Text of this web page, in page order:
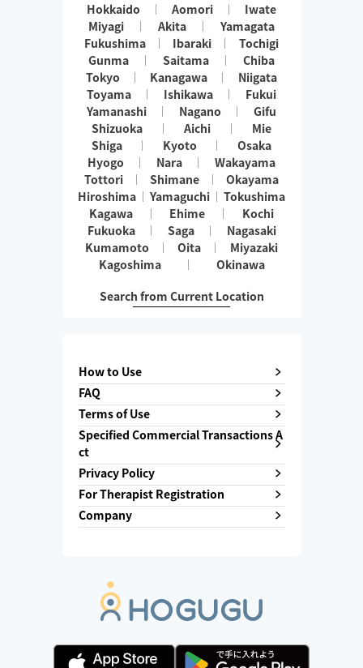
Hokkaido Aomori
Iwate
Miyagi
Akita
Yamagata
Fukushima
Ibaraki
Tochigi
Gunma
Saitama
Chiba
Tokyo
Kanagawa
Niigata
Toyama
Ishikawa
Fukui
Yamanashi
Nagano
Gifu
Shizuoka
Aichi
Mie
Shiga
Kyoto
Osaka
Hyogo
Nara
Wakayama
Tottori
Shimane
Okayama
Hiroshima
Yamaguchi
Tokushima
Kagawa
Ehime
Kochi
Fukuoka
Saga
Nagasaki
Kumamoto
Oita
Miyazaki
Kagoshima
Okinawa
Search from Current Location
How to Use
FAQ
Terms of Use
Specified Commercial Transactions A
ct
Privacy Policy
For Therapist Registration
Company